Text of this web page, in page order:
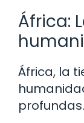
África:
África, la
profundas.